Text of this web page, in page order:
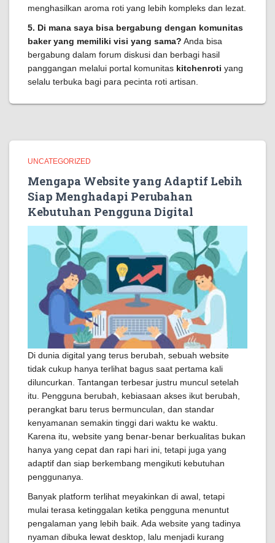
menghasilkan aroma roti yang lebih kompleks dan lezat.
5. Di mana saya bisa bergabung dengan komunitas
baker yang memiliki visi yang sama? Anda bisa
bergabung dalam forum diskusi dan berbagi hasil
panggangan melalui portal komunitas kitchenroti yang
selalu terbuka bagi para pecinta roti artisan.
UNCATEGORIZED
Mengapa Website yang Adaptif Lebih
Siap Menghadapi Perubahan
Kebutuhan Pengguna Digital
Di dunia digital yang terus berubah, sebuah website
tidak cukup hanya terlihat bagus saat pertama kali
diluncurkan. Tantangan terbesar justru muncul setelah
itu. Pengguna berubah, kebiasaan akses ikut berubah,
perangkat baru terus bermunculan, dan standar
kenyamanan semakin tinggi dari waktu ke waktu.
Karena itu, website yang benar-benar berkualitas bukan
hanya yang cepat dan rapi hari ini, tetapi juga yang
adaptif dan siap berkembang mengikuti kebutuhan
penggunanya.
Banyak platform terlihat meyakinkan di awal, tetapi
mulai terasa ketinggalan ketika pengguna menuntut
pengalaman yang lebih baik. Ada website yang tadinya
nyaman dibuka lewat desktop, lalu menjadi kurang